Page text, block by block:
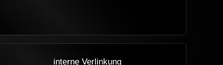
interne Verlinkung